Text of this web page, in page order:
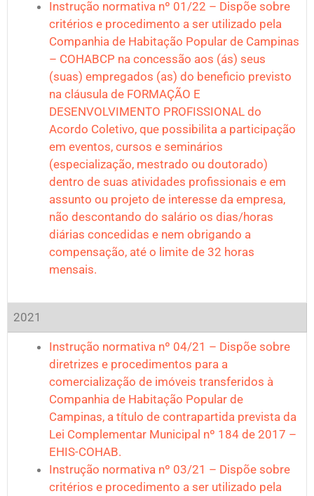
Instrução normativa nº 01/22 – Dispõe sobre
critérios e procedimento a ser utilizado pela
Companhia de Habitação Popular de Campinas
– COHABCP na concessão aos (ás) seus
(suas) empregados (as) do beneficio previsto
na cláusula de FORMAÇÃO E
DESENVOLVIMENTO PROFISSIONAL do
Acordo Coletivo, que possibilita a participação
em eventos, cursos e seminários
(especialização, mestrado ou doutorado)
dentro de suas atividades profissionais e em
assunto ou projeto de interesse da empresa,
não descontando do salário os dias/horas
diárias concedidas e nem obrigando a
compensação, até o limite de 32 horas
mensais.
2021
Instrução normativa nº 04/21 – Dispõe sobre
diretrizes e procedimentos para a
comercialização de imóveis transferidos à
Companhia de Habitação Popular de
Campinas, a título de contrapartida prevista da
Lei Complementar Municipal nº 184 de 2017 –
EHIS-COHAB.
Instrução normativa nº 03/21 – Dispõe sobre
critérios e procedimento a ser utilizado pela